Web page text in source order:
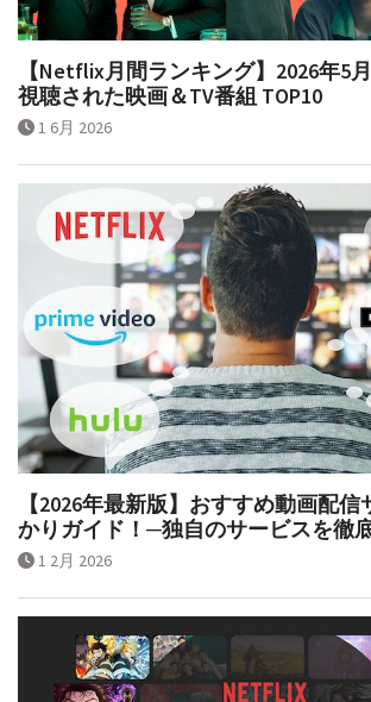
【Netflix月間ランキング】2026年5
視聴された映画＆TV番組 TOP10
1 6月 2026
【2026年最新版】おすすめ動画配
かりガイド！─独自のサービスを徹
1 2月 2026